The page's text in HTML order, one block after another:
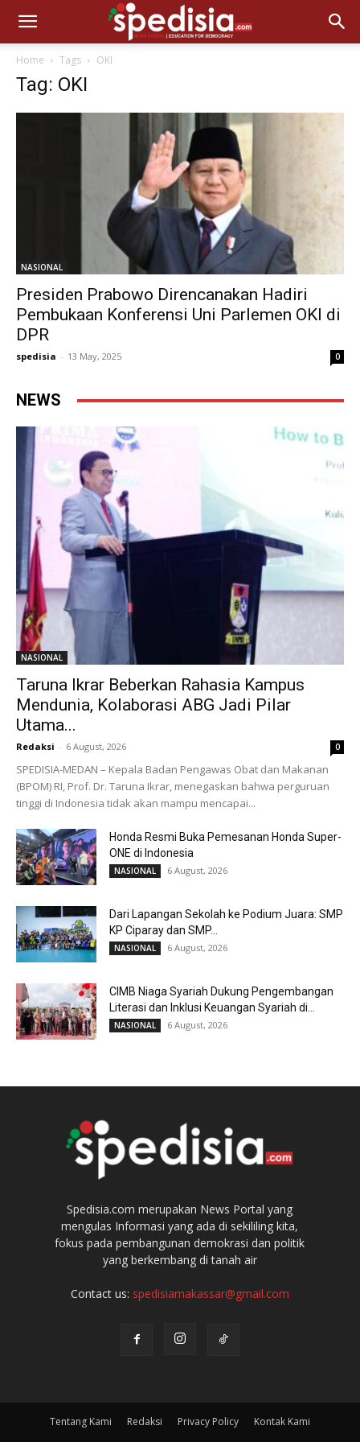
Home Tags OKI
Tag: OKI
NASIONAL
Presiden Prabowo Direncanakan Hadiri
Pembukaan Konferensi Uni Parlemen OKI di
DPR
spedisia - 13 May, 2025 0
NEWS
NASIONAL
Taruna Ikrar Beberkan Rahasia Kampus
Mendunia, Kolaborasi ABG Jadi Pilar
Utama...
Redaksi - 6 August, 2026 0
SPEDISIA-MEDAN – Kepala Badan Pengawas Obat dan Makanan
(BPOM) RI, Prof. Dr. Taruna Ikrar, menegaskan bahwa perguruan
tinggi di Indonesia tidak akan mampu mencapai...
Honda Resmi Buka Pemesanan Honda Super-
ONE di Indonesia
NASIONAL 6 August, 2026
Dari Lapangan Sekolah ke Podium Juara: SMP
KP Ciparay dan SMP...
NASIONAL 6 August, 2026
CIMB Niaga Syariah Dukung Pengembangan
Literasi dan Inklusi Keuangan Syariah di...
NASIONAL 6 August, 2026
Spedisia.com merupakan News Portal yang
mengulas Informasi yang ada di sekililing kita,
fokus pada pembangunan demokrasi dan politik
yang berkembang di tanah air
Contact us: spedisiamakassar@gmail.com
Tentang Kami Redaksi Privacy Policy Kontak Kami